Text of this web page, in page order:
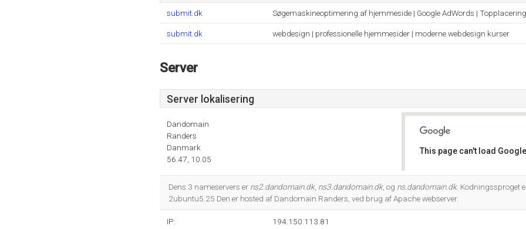
submit.dk Søgemaskineoptimering af hjemmeside | Google AdWords | Topplacering
submit.dk webdesign | professionelle hjemmesider | moderne webdesign kurser
Server
Server lokalisering
Dandomain
Randers
Danmark
56.47, 10.05
This page can't load
Dens 3 nameservers er ns2.dandomain.dk, ns3.dandomain.dk, og ns.dandomain.dk. Kodningssproget
2ubuntu5.25 Den er hosted af Dandomain Randers, ved brug af Apache webserver.
IP: 194.150.113.81